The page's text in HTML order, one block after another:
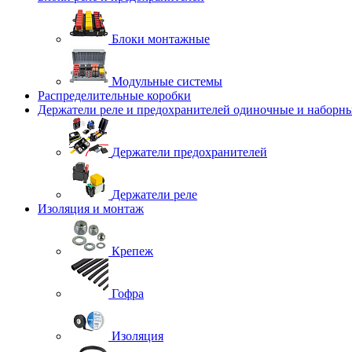
Блоки монтажные
Модульные системы
Распределительные коробки
Держатели реле и предохранителей одиночные и
Держатели предохранителей
Держатели реле
Изоляция и монтаж
Крепеж
Гофра
Изоляция